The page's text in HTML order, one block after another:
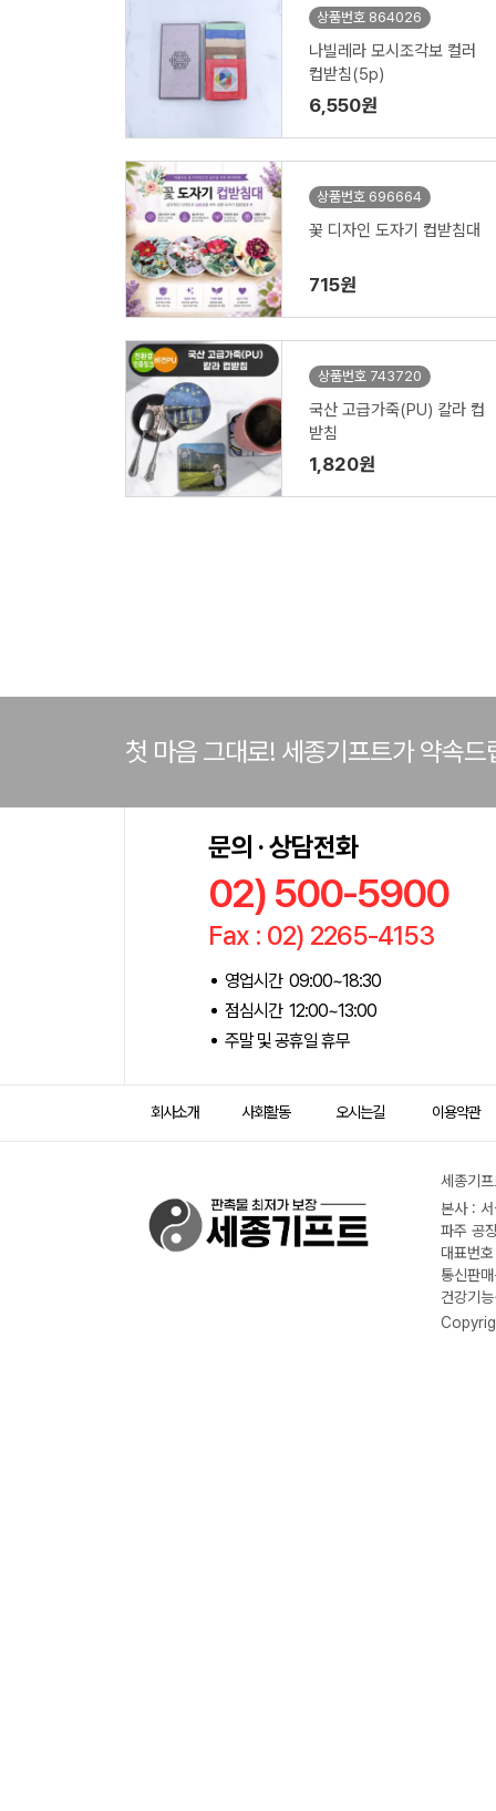
상품번호 864026
나빌레라 모시조각보 컬러
컵받침(5p)
6,550원
상품번호 696664
꽃 디자인 도자기 컵받침대
715원
상품번호 743720
국산 고급가죽(PU) 칼라 컵
받침
1,820원
첫 마음 그대로! 세종기프트가 약속드
문의 · 상담전화
02) 500-5900
Fax : 02) 2265-4153
영업시간 09:00~18:30
점심시간 12:00~13:00
주말 및 공휴일 휴무
회사소개 사회활동 오시는길 이용약관
세종기
본사 :
파주 공
대표번
통신판
건강기